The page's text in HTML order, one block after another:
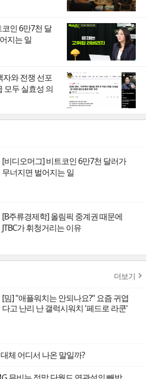
인 6만7천 달
지는 일
자와 전쟁 선포
모두 실효성 의
[비디오머그] 비트코인 6만7천 달러가
무너지면 벌어지는 일
[B주류경제학] 올림픽 중계권 때문에
JTBC가 휘청거리는 이유
더보기
[밈] "애플워치는 안되나요?" 요즘 귀엽
다고 난리 난 갤럭시워치 '페드로 라쿤'
체 어디서 나온 말일까?